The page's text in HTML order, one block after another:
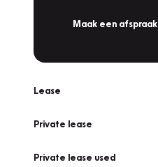
Maak een afspraak
Lease
Private lease
Private lease used